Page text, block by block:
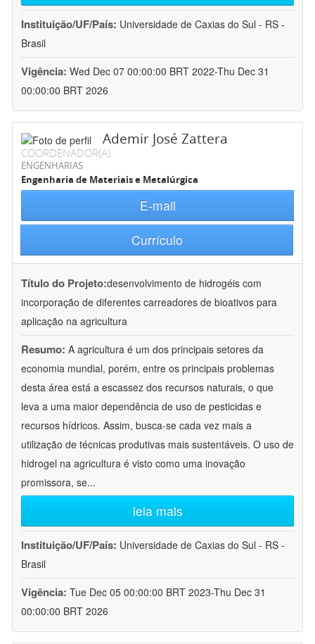
Instituição/UF/País: Universidade de Caxias do Sul - RS -
Brasil
Vigência: Wed Dec 07 00:00:00 BRT 2022-Thu Dec 31
00:00:00 BRT 2026
Ademir José Zattera
COORDENADOR(A)
ENGENHARIAS
Engenharia de Materiais e Metalúrgica
E-mail
Currículo
Título do Projeto:desenvolvimento de hidrogéis com
incorporação de diferentes carreadores de bioativos para
aplicação na agricultura
Resumo: A agricultura é um dos principais setores da
economia mundial, porém, entre os principais problemas
desta área está a escassez dos recursos naturais, o que
leva a uma maior dependência de uso de pesticidas e
recursos hídricos. Assim, busca-se cada vez mais a
utilização de técnicas produtivas mais sustentáveis. O uso de
hidrogel na agricultura é visto como uma inovação
promissora, se...
leia mais
Instituição/UF/País: Universidade de Caxias do Sul - RS -
Brasil
Vigência: Tue Dec 05 00:00:00 BRT 2023-Thu Dec 31
00:00:00 BRT 2026